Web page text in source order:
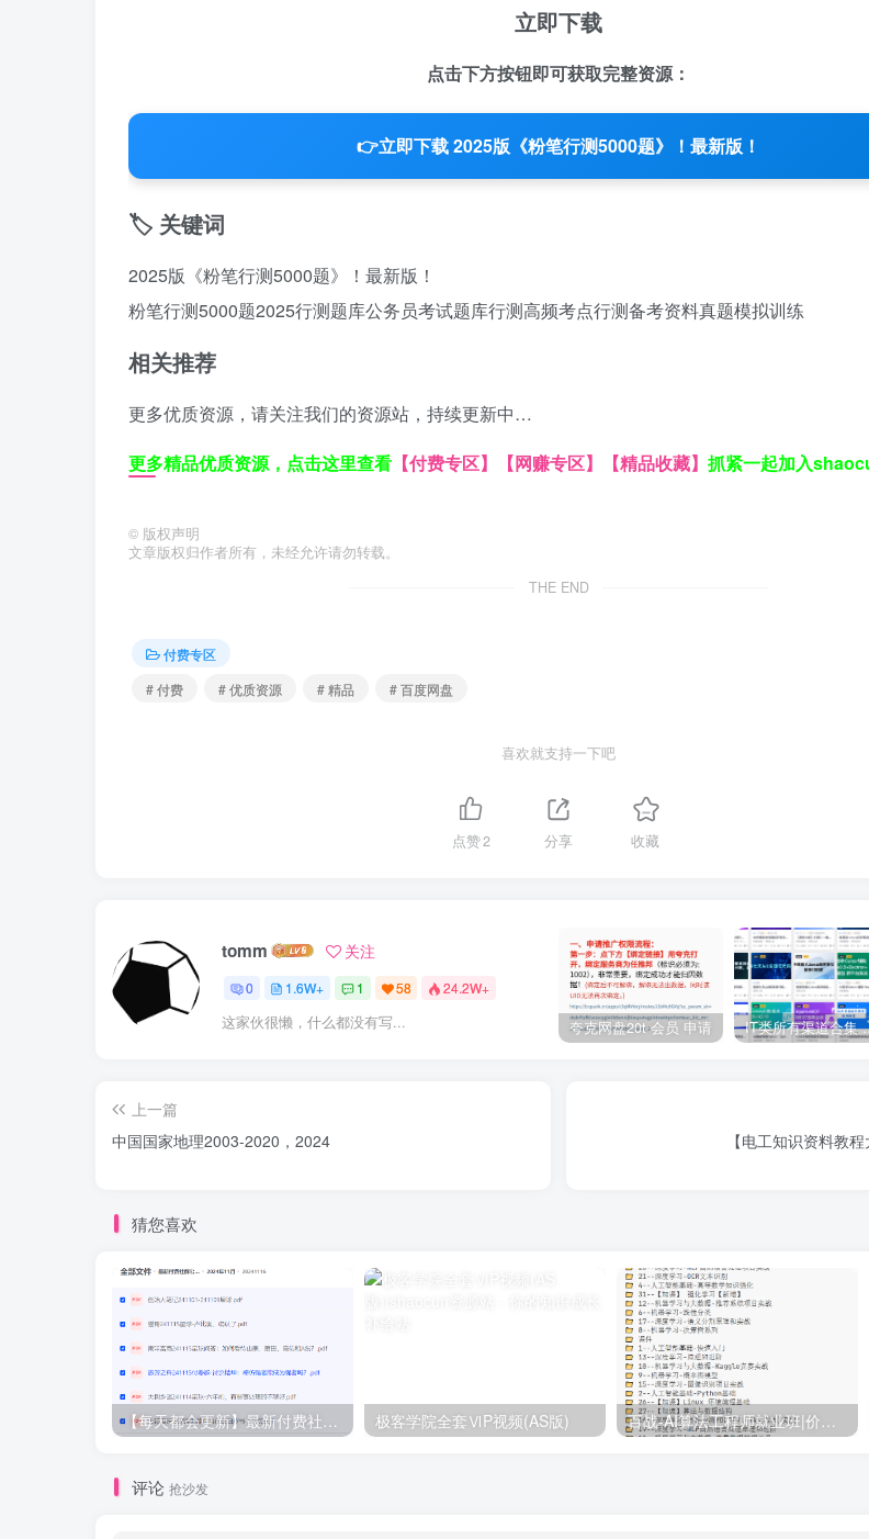
立即下载
点击下方按钮即可获取完整资源：
👉立即下载 2025版《粉笔行测5000题》！最新版！
🏷️ 关键词
2025版《粉笔行测5000题》！最新版！
粉笔行测5000题2025行测题库公务员考试题库行测高频考点行测备考资料真题模拟训练
相关推荐
更多优质资源，请关注我们的资源站，持续更新中…
更多精品优质资源，点击这里查看 【付费专区】 【网赚专区】 【精品收藏】 抓紧一起加入
© 版权声明
文章版权归作者所有，未经允许请勿转载。
THE END
付费专区
# 付费
# 优质资源 # 精品 # 百度网盘
喜欢就支持一下吧
点赞2 分享 收藏
tomm 关注
0 1.6W+ 1 58 24.2W+
这家伙很懒，什么都没有写... 夸克网盘20t 会员 申请 IT类所有渠道合集
上一篇
中国国家地理2003-2020，2024
【电工知识资料教
猜您喜欢
【每天都会更新】最新付费社群公众号文章 极客学院全套ⅥP视频(AS版) 百战-AI算法工程师就业班|价值18980元|冲击百万年薪|完结无秘
评论 抢沙发